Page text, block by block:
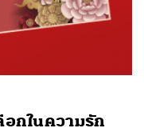
กในความรัก